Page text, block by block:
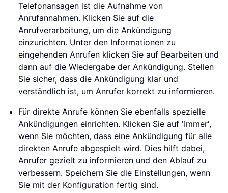
Telefonansagen ist die Aufnahme von
Anrufannahmen. Klicken Sie auf die
Anrufverarbeitung, um die Ankündigung
einzurichten. Unter den Informationen zu
eingehenden Anrufen klicken Sie auf Bearbeiten und
dann auf die Wiedergabe der Ankündigung. Stellen
Sie sicher, dass die Ankündigung klar und
verständlich ist, um Anrufer korrekt zu informieren.
Für direkte Anrufe können Sie ebenfalls spezielle
Ankündigungen einrichten. Klicken Sie auf 'Immer',
wenn Sie möchten, dass eine Ankündigung für alle
direkten Anrufe abgespielt wird. Dies hilft dabei,
Anrufer gezielt zu informieren und den Ablauf zu
verbessern. Speichern Sie die Einstellungen, wenn
Sie mit der Konfiguration fertig sind.